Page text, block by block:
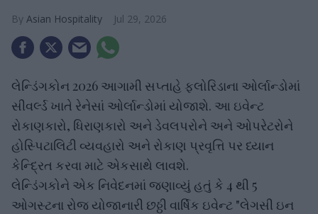
Asian Hospitality Jul 29, 2026
લેન્ડિંગકોન 2026 આગામી સપ્તાહે ફ્લોરિડાના ઓર્લાન્ડોમાં
સીવર્લ્ડ ખાતે રેનેસાં ઓર્લાન્ડોમાં યોજાશે. આ ઇવેન્ટ
રોકાણકારો, ધિરાણકારો અને ડેવલપરોને અને ઓપરેટરોને
હોસ્પિટાલિટી વ્યવહારો અને રોકાણ પ્રવૃત્તિ પર ધ્યાન
કેન્દ્રિત કરવા માટે એકસાથે લાવશે.
લેન્ડિંગકોને એક નિવેદનમાં જણાવ્યું હતું કે 4 થી 5
ઓગસ્ટના રોજ યોજાનારી છઠ્ઠી વાર્ષિક ઇવેન્ટ "લેગસી ઇન